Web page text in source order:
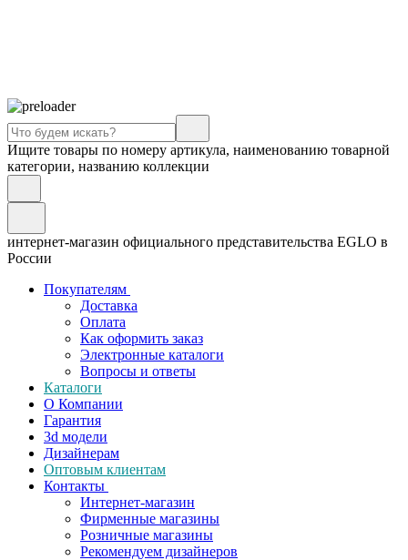
Ищите товары по номеру артикула, наименованию товарной
категории, названию коллекции
интернет-магазин официального представительства EGLO в
России
Покупателям
Доставка
Оплата
Как оформить заказ
Электронные каталоги
Вопросы и ответы
Каталоги
О Компании
Гарантия
3d модели
Дизайнерам
Оптовым клиентам
Контакты
Интернет-магазин
Фирменные магазины
Розничные магазины
Рекомендуем дизайнеров